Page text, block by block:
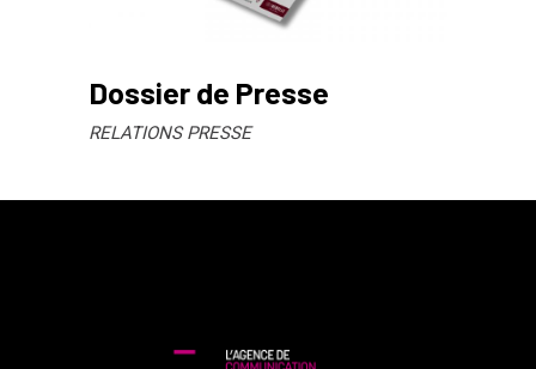
Dossier de Presse
RELATIONS PRESSE